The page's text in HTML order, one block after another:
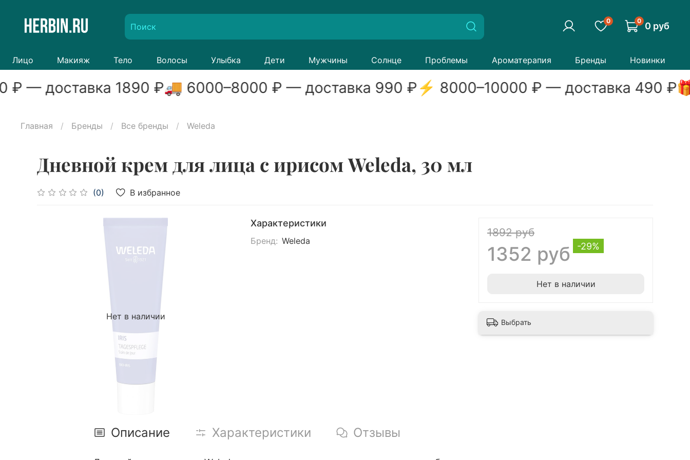
0 0 0 руб
Лицо Макияж Тело Волосы Улыбка Дети Мужчины Солнце Проблемы Ароматерапия Бренды Новинки
₽ — доставка 1890₽🚚 6000–8000₽ — доставка 990₽⚡ 8000–10000₽ — доставка 490₽
Главная Бренды Все бренды Weleda
Дневной крем для лица с ирисом Weleda, 30 мл
(0) В избранное
Нет в наличии
Характеристики
Бренд: Weleda
1892 руб
1352 руб -29%
Нет в наличии
Выбрать
Описание Характеристики Отзывы